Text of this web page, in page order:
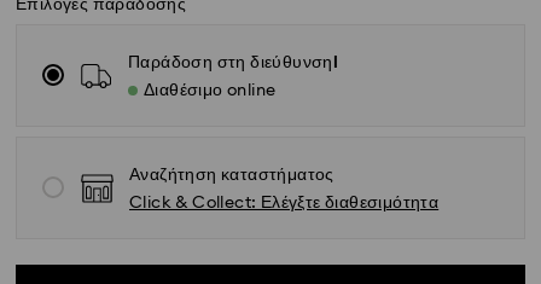
Επιλογές παράδοσης
Παράδοση στη διεύθυνσηl
Διαθέσιμο online
Αναζήτηση καταστήματος
Click & Collect: Ελέγξτε διαθεσιμότητα